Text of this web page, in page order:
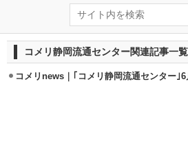
コメリ静岡流通センター関連記事一覧
コメリnews｜｢コメリ静岡流通センター｣